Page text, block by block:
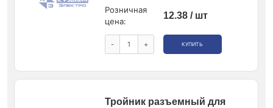
Розничная
цена:
12.38 / шт
- + КУПИТЬ
Тройник разъемный для